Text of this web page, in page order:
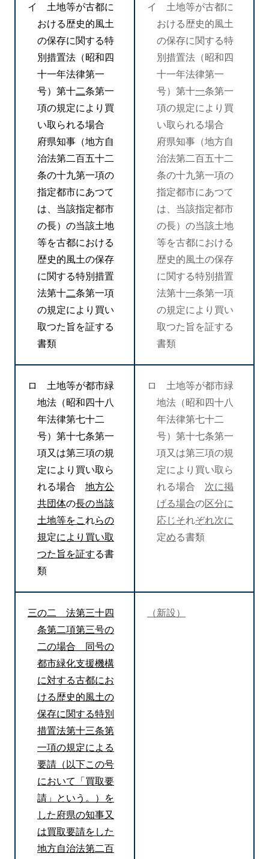
イ 土地等が古都に
おける歴史的風土
の保存に関する特
別措置法（昭和四
十一年法律第一
号）第十二条第一
項の規定により買
い取られる場合
府県知事（地方自
治法第二百五十二
条の十九第一項の
指定都市にあつて
は、当該指定都市
の長）の当該土地
等を古都における
歴史的風土の保存
に関する特別措置
法第十二条第一項
の規定により買い
取つた旨を証する
書類
イ 土地等が古都に
おける歴史的風土
の保存に関する特
別措置法（昭和四
十一年法律第一
号）第十一条第一
項の規定により買
い取られる場合
府県知事（地方自
治法第二百五十二
条の十九第一項の
指定都市にあつて
は、当該指定都市
の長）の当該土地
等を古都における
歴史的風土の保存
に関する特別措置
法第十一条第一項
の規定により買い
取つた旨を証する
書類
ロ 土地等が都市緑
地法（昭和四十八
年法律第七十二
号）第十七条第一
項又は第三項の規
定により買い取ら
れる場合 地方公
共団体の長の当該
土地等をこ れらの
規定により買い取
つた旨を証する書
類
ロ 土地等が都市緑
地法（昭和四十八
年法律第七十二
号）第十七条第一
項又は第三項の規
定により買い取ら
れる場合 次に掲
げる場合の区分に
応じそれぞれ次に
定める書類
三の二 法第三十四
条第二項第三号の
二の場合 同号の
都市緑化支援機構
に対する古都にお
ける歴史的風土の
保存に関する特別
措置法第十三条第
一項の規定による
要請（以下この号
において「買取要
請」という。）を
した府県の知事又
は買取要請をした
地方自治法第二百
（新設）